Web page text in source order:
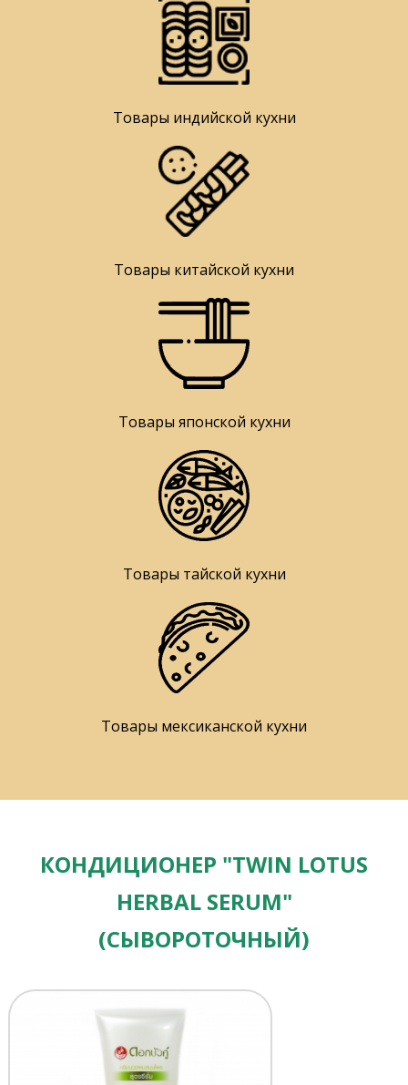
Товары индийской кухни
Товары китайской кухни
Товары японской кухни
Товары тайской кухни
Товары мексиканской кухни
КОНДИЦИОНЕР "TWIN LOTUS
HERBAL SERUM"
(СЫВОРОТОЧНЫЙ)